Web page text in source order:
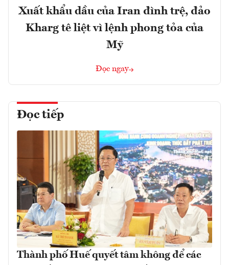
Xuất khẩu dầu của Iran đình trệ, đảo
Kharg tê liệt vì lệnh phong tỏa của
Mỹ
Đọc ngay
Đọc tiếp
Thành phố Huế quyết tâm không để các